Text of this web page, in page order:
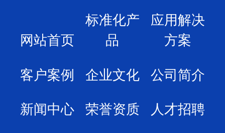
网站首页
标准化产
品
应用解决
方案
客户案例 企业文化 公司简介
新闻中心 荣誉资质 人才招聘